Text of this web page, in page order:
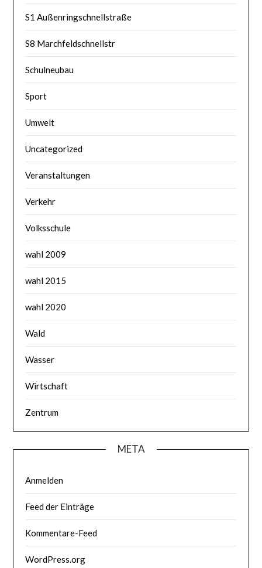
S1 Außenringschnellstraße
S8 Marchfeldschnellstr
Schulneubau
Sport
Umwelt
Uncategorized
Veranstaltungen
Verkehr
Volksschule
wahl 2009
wahl 2015
wahl 2020
Wald
Wasser
Wirtschaft
Zentrum
META
Anmelden
Feed der Einträge
Kommentare-Feed
WordPress.org